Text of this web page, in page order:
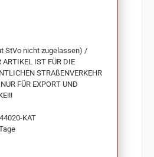
StVo nicht zugelassen) /
ARTIKEL IST FÜR DIE
STRAßENVERKEHR
FÜR EXPORT UND
KAT